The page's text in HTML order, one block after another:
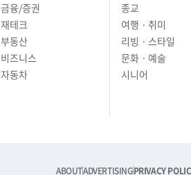
금융/증권
재테크
부동산
비즈니스
자동차
종교
여행 · 취미
리빙 · 스타일
문화 · 예술
시니어
ABOUTADVERTISINGPRIVACY